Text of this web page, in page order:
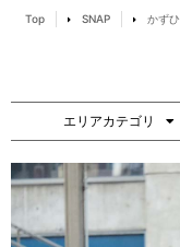
Top SNAP かずひ
エリアカテゴリ